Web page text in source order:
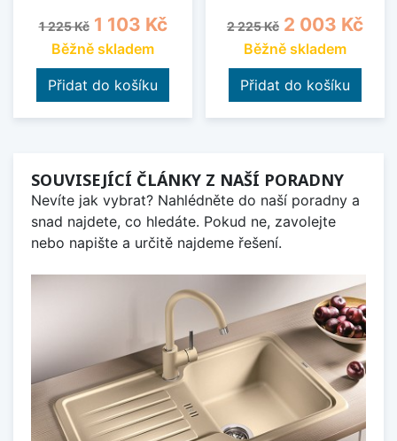
Běžná cena
1 225 Kč Cena
1 103 Kč
Běžně skladem
Přidat do košíku
Běžná cena
2 225 Kč Cena
2 003 Kč
Běžně skladem
Přidat do košíku
SOUVISEJÍCÍ ČLÁNKY Z NAŠÍ PORADNY
Nevíte jak vybrat? Nahlédněte do naší poradny a
snad najdete, co hledáte. Pokud ne, zavolejte
nebo napište a určitě najdeme řešení.